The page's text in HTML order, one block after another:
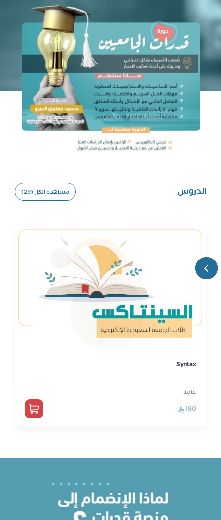
الدروس مشاهدة الكل (29)
Syntax
عامة
180